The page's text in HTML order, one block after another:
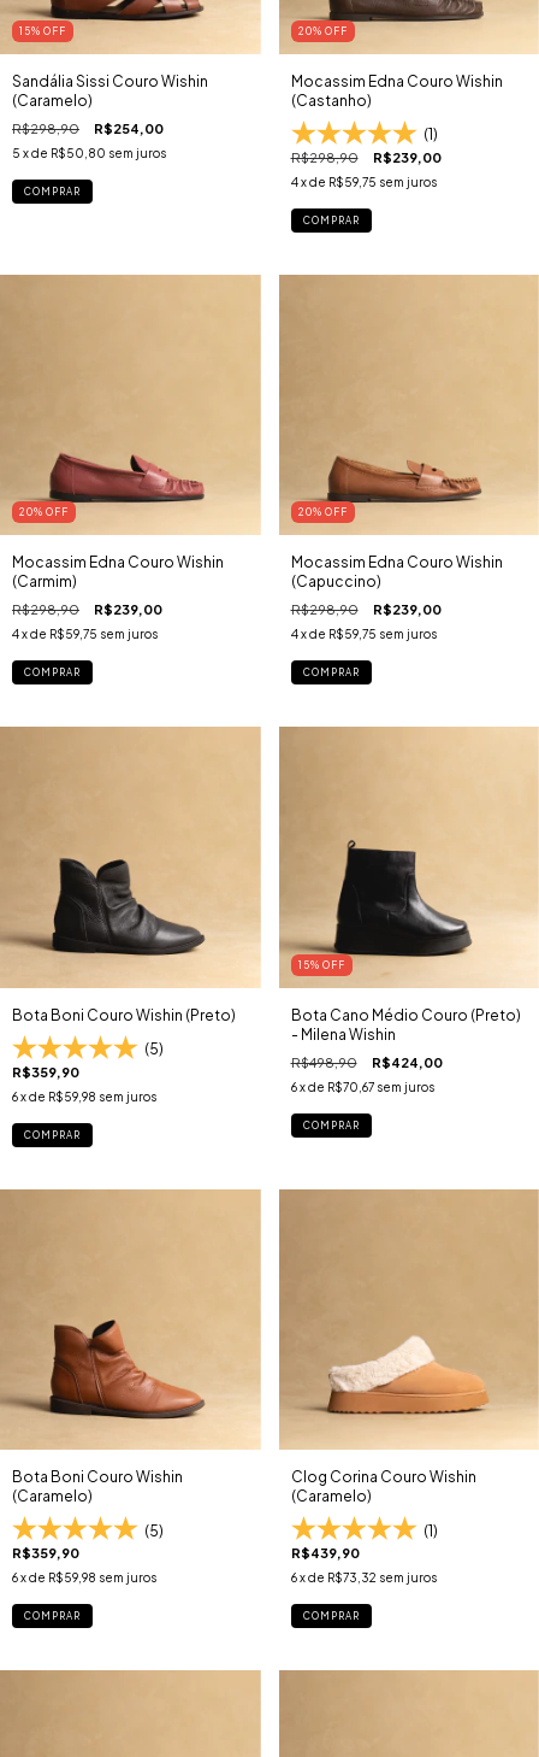
15% OFF
Sandália Sissi Couro Wishin
(Caramelo)
R$298,90 R$254,00
5 x de R$50,80 sem juros
COMPRAR
20% OFF
Mocassim Edna Couro Wishin
(Castanho)
(1)
R$298,90 R$239,00
4 x de R$59,75 sem juros
COMPRAR
20% OFF
Mocassim Edna Couro Wishin
(Carmim)
R$298,90 R$239,00
4x de R$59,75 sem juros
COMPRAR
20% OFF
Mocassim Edna Couro Wishin
(Capuccino)
R$298,90 R$239,00
4 x de R$59,75 sem juros
COMPRAR
Bota Boni Couro Wishin (Preto)
(5)
R$359,90
6x de R$59,98 sem juros
COMPRAR
15% OFF
Bota Cano Médio Couro (Preto)
- Milena Wishin
R$498,90 R$424,00
6 x de R$70,67 sem juros
COMPRAR
Bota Boni Couro Wishin
(Caramelo)
(5)
R$359,90
6x de R$59,98 sem juros
COMPRAR
Clog Corina Couro Wishin
(Caramelo)
(1)
R$439,90
6 x de R$73,32 sem juros
COMPRAR